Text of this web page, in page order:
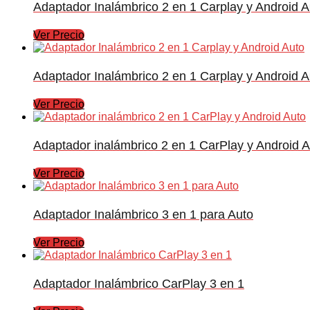
Adaptador Inalámbrico 2 en 1 Carplay y Android
Ver Precio
Adaptador Inalámbrico 2 en 1 Carplay y Android
Ver Precio
Adaptador inalámbrico 2 en 1 CarPlay y Android
Ver Precio
Adaptador Inalámbrico 3 en 1 para Auto
Ver Precio
Adaptador Inalámbrico CarPlay 3 en 1